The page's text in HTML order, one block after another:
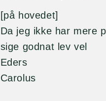
[på hovedet]
Da jeg ikke har mere
sige godnat lev vel
Eders
Carolus